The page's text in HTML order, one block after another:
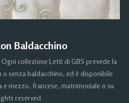
Baldacchino
collezione Letti di GBS prevede la
o senza baldacchino, ed è disponibile
mezzo, francese, matrimoniale o su
reserved